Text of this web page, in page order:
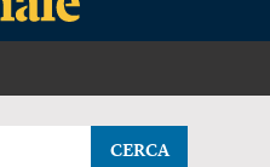
CERCA